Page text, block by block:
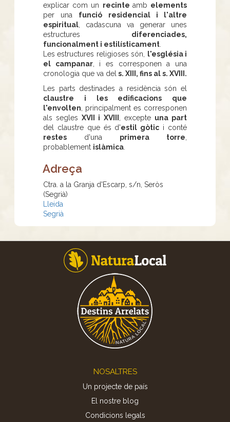
explicar com un recinte amb elements
per una funció residencial i l'altre
espiritual , cadascuna va generar unes
estructures diferenciades,
funcionalment i estilísticament
Les estructures religioses són,
l'església i
el campanar, i es corresponen a una
cronologia que va del s. XIII, fins al s. XVIII.
Les parts destinades a residència són el
claustre i les edificacions que
l'envolten , principalment es corresponen
als seglesXVII i XVIII , excepte una part
del claustre que és d'estil gòtic i conté
restes d'una primera torre
probablement islàmica
Adreça
Ctra. a la Granja d'Escarp, s/n, Seròs
(Segrià)
Lleida
Segrià
NOSALTRES
Un projecte de país
El nostre blog
Condicions legals